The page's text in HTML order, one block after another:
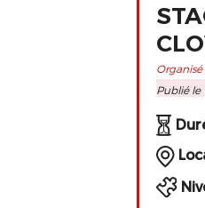
Organisé
Publié le